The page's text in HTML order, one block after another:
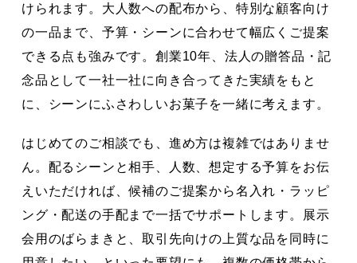
けられます。大人数への配布から、特別な顧客向け
の一品まで、予算・シーンに合わせて幅広くご提案
できる点も強みです。創業10年、法人の贈答品・記
念品として一社一社に向き合ってきた実績をもと
に、シーンにふさわしいお菓子を一緒に考えます。
はじめてのご相談でも、進め方は複雑ではありませ
ん。配るシーンと相手、人数、想定する予算をお伝
えいただければ、候補のご提案から名入れ・ラッピ
ング・配送の手配まで一括でサポートします。展示
会用のばらまきと、取引先向けの上質な品を同時に